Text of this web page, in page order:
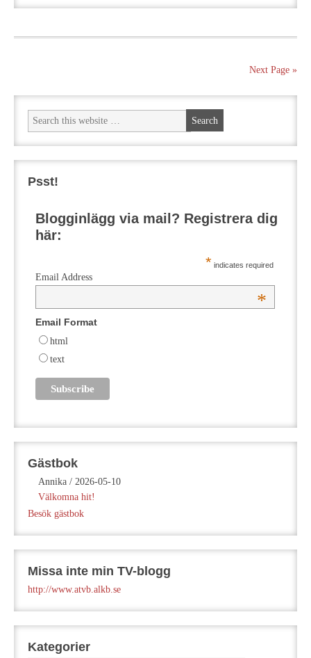
Next Page »
Psst!
Blogginlägg via mail? Registrera dig
här:
* indicates required
Email Address
*
Email Format
html
text
Gästbok
Annika / 2026-05-10
Välkomna hit!
Besök gästbok
Missa inte min TV-blogg
http://www.atvb.alkb.se
Kategorier